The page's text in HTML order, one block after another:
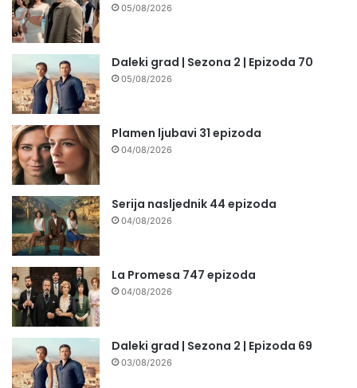
05/08/2026
Daleki grad | Sezona 2 | Epizoda 70
05/08/2026
Plamen ljubavi 31 epizoda
04/08/2026
Serija nasljednik 44 epizoda
04/08/2026
La Promesa 747 epizoda
04/08/2026
Daleki grad | Sezona 2 | Epizoda 69
03/08/2026